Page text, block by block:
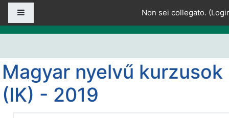
Vai al contenuto principale
Non sei collegato. (
Magyar nyelvű kurzusok
(IK) - 2019